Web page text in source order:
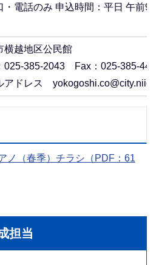
電話のみ 申込時間：平日 午前9
横越地区公民館
025-385-2043 Fax：025-385-
アドレス
ノ（春季）チラシ（PDF：61
担当